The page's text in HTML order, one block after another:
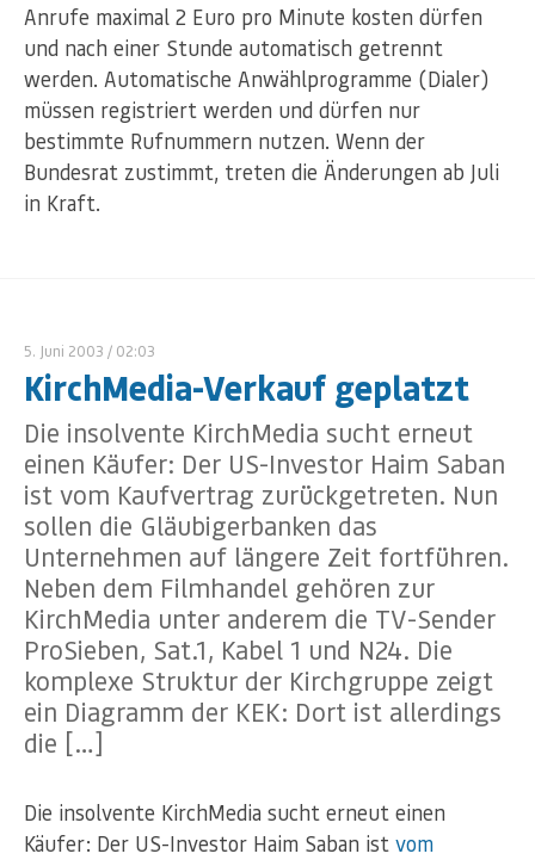
Anrufe maximal 2 Euro pro Minute kosten dürfen
und nach einer Stunde automatisch getrennt
werden. Automatische Anwählprogramme (Dialer)
müssen registriert werden und dürfen nur
bestimmte Rufnummern nutzen. Wenn der
Bundesrat zustimmt, treten die Änderungen ab Juli
in Kraft.
5. Juni 2003 / 02:03
KirchMedia-Verkauf geplatzt
Die insolvente KirchMedia sucht erneut
einen Käufer: Der US-Investor Haim Saban
ist vom Kaufvertrag zurückgetreten. Nun
sollen die Gläubigerbanken das
Unternehmen auf längere Zeit fortführen.
Neben dem Filmhandel gehören zur
KirchMedia unter anderem die TV-Sender
ProSieben, Sat.1, Kabel 1 und N24. Die
komplexe Struktur der Kirchgruppe zeigt
ein Diagramm der KEK: Dort ist allerdings
die […]
Die insolvente KirchMedia sucht erneut einen
Käufer: Der US-Investor Haim Saban ist vom